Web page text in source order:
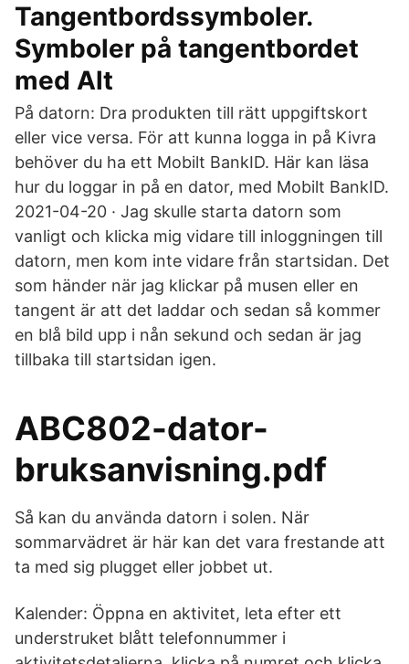
Tangentbordssymboler.
Symboler på tangentbordet
med Alt
På datorn: Dra produkten till rätt uppgiftskort
eller vice versa. För att kunna logga in på Kivra
behöver du ha ett Mobilt BankID. Här kan läsa
hur du loggar in på en dator, med Mobilt BankID.
2021-04-20 · Jag skulle starta datorn som
vanligt och klicka mig vidare till inloggningen till
datorn, men kom inte vidare från startsidan. Det
som händer när jag klickar på musen eller en
tangent är att det laddar och sedan så kommer
en blå bild upp i nån sekund och sedan är jag
tillbaka till startsidan igen.
ABC802-dator-
bruksanvisning.pdf
Så kan du använda datorn i solen. När
sommarvädret är här kan det vara frestande att
ta med sig plugget eller jobbet ut.
Kalender: Öppna en aktivitet, leta efter ett
understruket blått telefonnummer i